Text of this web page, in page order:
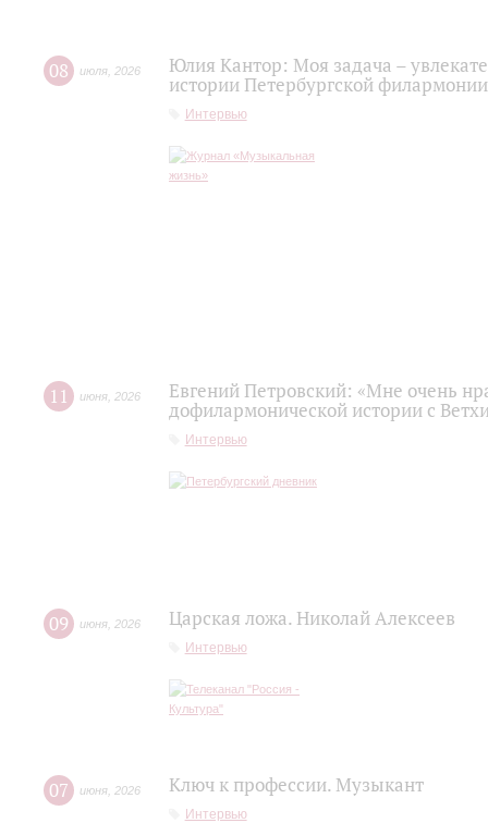
08 июля 2026
Юлия Кантор: Моя задача –
истории Петербургской
Интервью
11 июня 2026
Евгений Петровский: «Мне очень
дофилармонической истории с
Интервью
09 июня 2026 Царская ложа. Николай Алексеев
Интервью
07 июня 2026 Ключ к профессии. Музыкант
Интервью